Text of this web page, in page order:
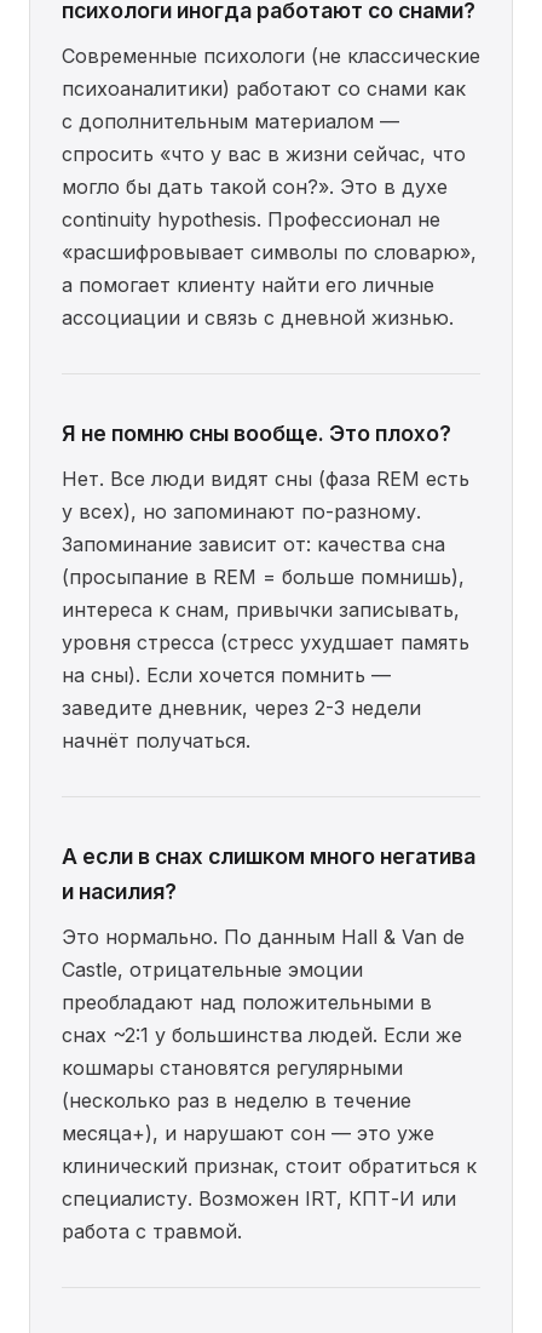
психологи иногда работают со снами?
Современные психологи (не классические
психоаналитики) работают со снами как
с дополнительным материалом —
спросить «что у вас в жизни сейчас, что
могло бы дать такой сон?». Это в духе
continuity hypothesis. Профессионал не
«расшифровывает символы по словарю»,
а помогает клиенту найти его личные
ассоциации и связь с дневной жизнью.
Я не помню сны вообще. Это плохо?
Нет. Все люди видят сны (фаза REM есть
у всех), но запоминают по-разному.
Запоминание зависит от: качества сна
(просыпание в REM = больше помнишь),
интереса к снам, привычки записывать,
уровня стресса (стресс ухудшает память
на сны). Если хочется помнить —
заведите дневник, через 2-3 недели
начнёт получаться.
А если в снах слишком много негатива
и насилия?
Это нормально. По данным Hall & Van de
Castle, отрицательные эмоции
преобладают над положительными в
снах ~2:1 у большинства людей. Если же
кошмары становятся регулярными
(несколько раз в неделю в течение
месяца+), и нарушают сон — это уже
клинический признак, стоит обратиться к
специалисту. Возможен IRT, КПТ-И или
работа с травмой.